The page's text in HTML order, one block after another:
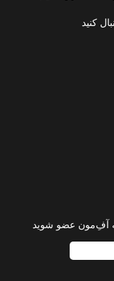
کنید
آفِ‌مون عضو شوید